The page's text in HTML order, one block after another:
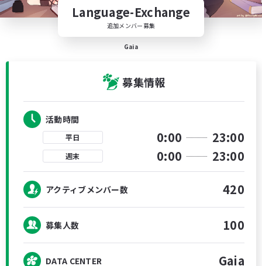
Language-Exchange
追加メンバー募集
Gaia
募集情報
活動時間
平日 0:00 23:00
週末 0:00 23:00
アクティブメンバー数 420
募集人数 100
DATA CENTER Gaia